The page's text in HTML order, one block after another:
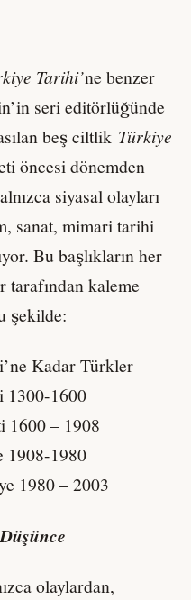
Tarihi’ne benzer
seri editörlüğünde
beş ciltlik Türkiye
öncesi dönemden
siyasal olayları
sanat, mimari tarihi
Bu başlıkların her
tarafından kaleme
şekilde:
Kadar Türkler
1300-1600
1600 – 1908
1908-1980
1980 – 2003
olaylardan,